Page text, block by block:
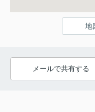
地
メールで共有する